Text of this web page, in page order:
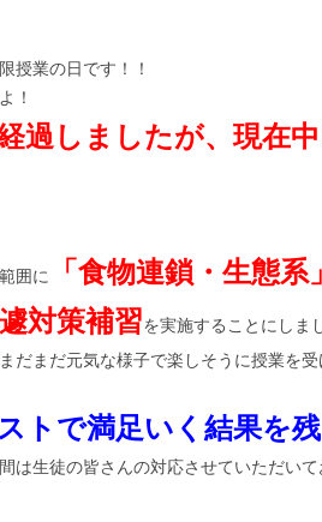
授業の日です！！
！
過しましたが、現在
囲に 「食物連鎖・生態系」
対策補習を実施することにしま
だまだ元気な様子で楽しそうに授業を受
トで満足いく結果を
は生徒の皆さんの対応させていただいて